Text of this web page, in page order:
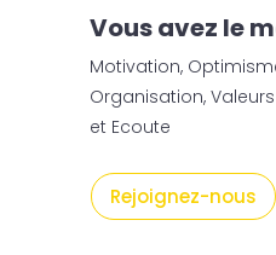
Vous avez le
Motivation,
Organisation,
et Ecoute
Rejoignez-nous